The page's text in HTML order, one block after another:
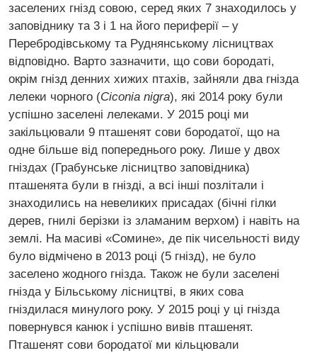
заселених гнізд совою, серед яких 7 знаходилось у
заповіднику та 3 і 1 на його периферії – у
Перебродівському та Руднянському лісництвах
відповідно. Варто зазначити, що сови бородаті,
окрім гнізд денних хижих птахів, зайняли два гнізда
лелеки чорного (Ciconia nigra), які 2014 року були
успішно заселені лелеками. У 2015 році ми
закільцювали 9 пташенят сови бородатої, що на
одне більше від попереднього року. Лише у двох
гніздах (Грабунське лісництво заповідника)
пташенята були в гнізді, а всі інші позлітали і
знаходились на невеликих присадах (бічні гілки
дерев, гнилі берізки із зламаним верхом) і навіть на
землі. На масиві «Сомине», де пік чисельності виду
було відмічено в 2013 році (5 гнізд), не було
заселено жодного гнізда. Також не були заселені
гнізда у Більському лісництві, в яких сова
гніздилася минулого року. У 2015 році у ці гнізда
повернувся канюк і успішно вивів пташенят.
Пташенят сови бородатої ми кільцювали